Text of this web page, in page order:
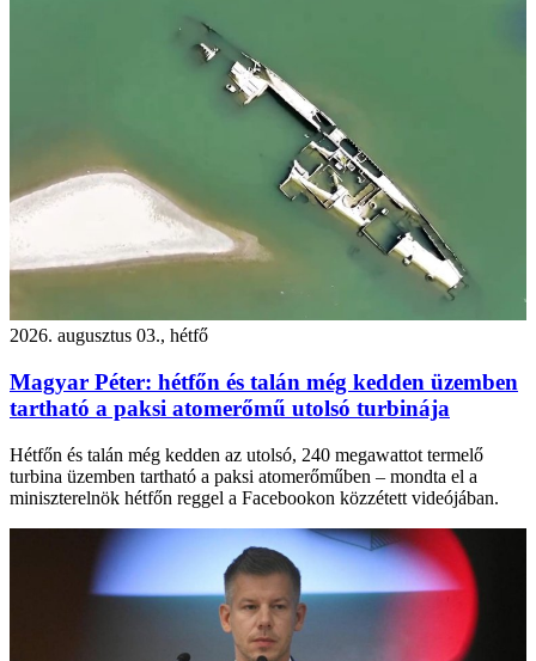
2026. augusztus 03., hétfő
Magyar Péter: hétfőn és talán még kedden üzemben
tartható a paksi atomerőmű utolsó turbinája
Hétfőn és talán még kedden az utolsó, 240 megawattot termelő
turbina üzemben tartható a paksi atomerőműben – mondta el a
miniszterelnök hétfőn reggel a Facebookon közzétett videójában.